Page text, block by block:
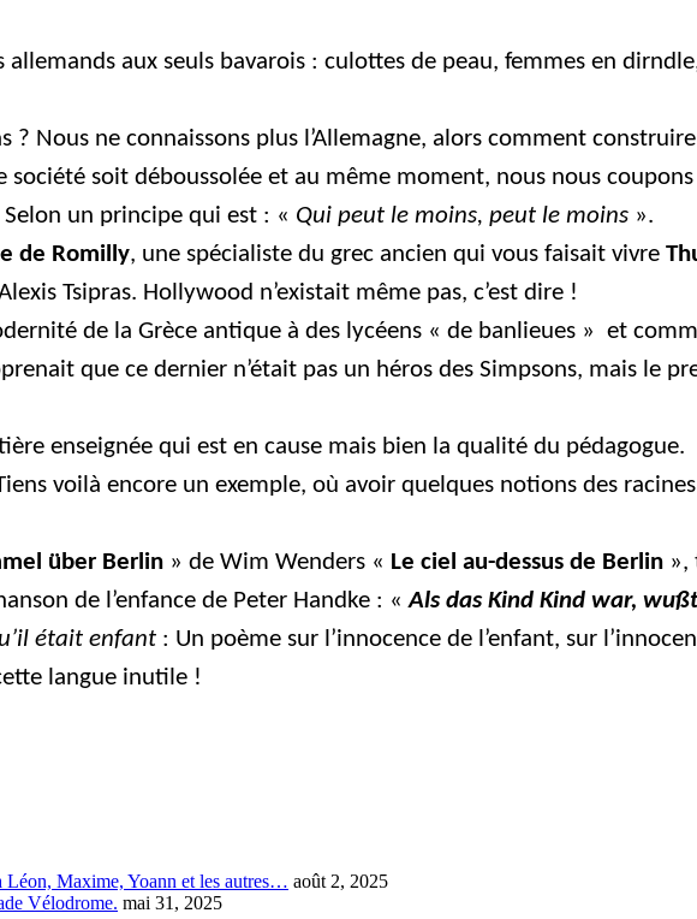
allemands aux seuls bavarois : culottes de peau, femmes en
? Nous ne connaissons plus l’Allemagne, alors comment
société soit déboussolée et au même moment, nous nous
Selon un principe qui est : « Qui peut le moins, peut le moins ».
de Romilly, une spécialiste du grec ancien qui vous faisait vivre
Tsipras. Hollywood n’existait même pas, c’est dire !
de la Grèce antique à des lycéens « de banlieues » et
que ce dernier n’était pas un héros des Simpsons, mais le
enseignée qui est en cause mais bien la qualité du pédagogue.
voilà encore un exemple, où avoir quelques notions des
über Berlin » de Wim Wenders « Le ciel au-dessus de Berlin »,
de l’enfance de Peter Handke : «Als das Kind Kind war,
était enfant : Un poème sur l’innocence de l’enfant, sur
langue inutile !
Léon, Maxime, Yoann et les autres… août 2, 2025
Vélodrome. mai 31, 2025